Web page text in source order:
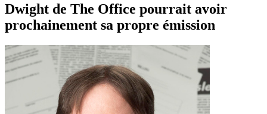
Dwight de The Office pourrait avoir
prochainement sa propre émission